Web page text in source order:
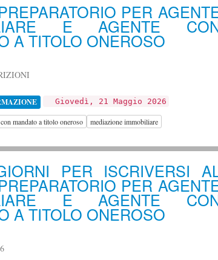
PER
E AGENTE
A TITOLO ONEROSO
Giovedì, 21 Maggio 2026
mandato a titolo oneroso
mediazione immobiliare
PER ISCRIVERSI
PER
E AGENTE
A TITOLO ONEROSO